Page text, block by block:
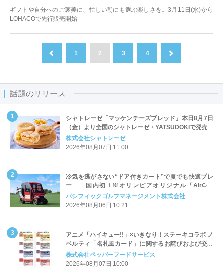
ギフトや自分へのご褒美に、忙しい朝にも選ぶ楽しさを。3月11日(水)から
LOHACOで先行販売開始
1 2 3 4
話題のリリース
シャトレーゼ「マッケンチーズブレッド」本日8月7日
（金）より全国のシャトレーゼ・YATSUDOKIで発売
株式会社シャトレーゼ
2026年08月07日 11:00
冷気を逃がさない“ドア付きカート”で夏でも快適プレ
ー 国内初！※オリンピアオリジナル「AirCon
Cart（エアコンカート）」導入 | ＰＧＭ
パシフィックゴルフマネージメント株式会社
2026年08月06日 10:21
アニメ「ハイキュー!!」×いきなり！ステーキコラボ ノ
ベルティ「名札風カード」に関するお詫びおよび交換
対応についてのご案内
株式会社ペッパーフードサービス
2026年08月07日 10:00